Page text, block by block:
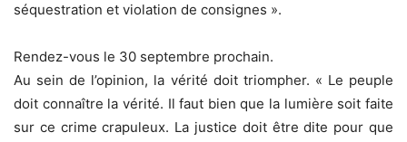
séquestration et violation de consignes ».
Rendez-vous le 30 septembre prochain.
Au sein de l’opinion, la vérité doit triompher. « Le peuple
doit connaître la vérité. Il faut bien que la lumière soit faite
sur ce crime crapuleux. La justice doit être dite pour que